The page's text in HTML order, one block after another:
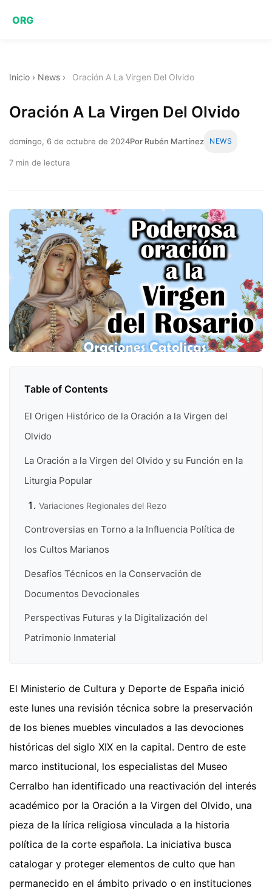
ORG
Inicio › News › Oración A La Virgen Del Olvido
Oración A La Virgen Del Olvido
domingo, 6 de octubre de 2024Por Rubén Martínez NEWS
7 min de lectura
Table of Contents
El Origen Histórico de la Oración a la Virgen del
Olvido
La Oración a la Virgen del Olvido y su Función en la
Liturgia Popular
Variaciones Regionales del Rezo
Controversias en Torno a la Influencia Política de
los Cultos Marianos
Desafíos Técnicos en la Conservación de
Documentos Devocionales
Perspectivas Futuras y la Digitalización del
Patrimonio Inmaterial
El Ministerio de Cultura y Deporte de España inició
este lunes una revisión técnica sobre la preservación
de los bienes muebles vinculados a las devociones
históricas del siglo XIX en la capital. Dentro de este
marco institucional, los especialistas del Museo
Cerralbo han identificado una reactivación del interés
académico por la Oración a la Virgen del Olvido, una
pieza de la lírica religiosa vinculada a la historia
política de la corte española. La iniciativa busca
catalogar y proteger elementos de culto que han
permanecido en el ámbito privado o en instituciones